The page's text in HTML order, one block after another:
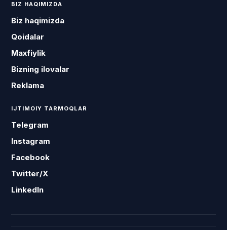
BIZ HAQIMIZDA
Biz haqimizda
Qoidalar
Maxfiylik
Bizning ilovalar
Reklama
IJTIMOIY TARMOQLAR
Telegram
Instagram
Facebook
Twitter/X
LinkedIn